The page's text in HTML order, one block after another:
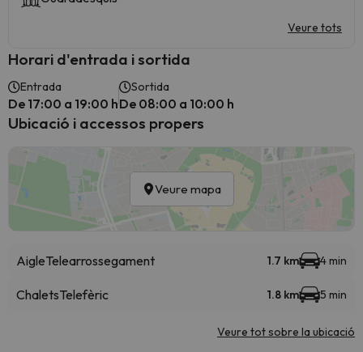
Veure tots
Horari d'entrada i sortida
Entrada
De 17:00 a 19:00 h
Sortida
De 08:00 a 10:00 h
Ubicació i accessos propers
Veure mapa
AigleTelearrossegament 1.7 km 4 min
ChaletsTelefèric 1.8 km 5 min
Veure tot sobre la ubicació